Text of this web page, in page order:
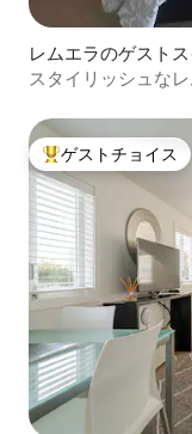
レムエラのゲスト
スタイリッシュな
大好評のゲストチョ
ゲストチョイス